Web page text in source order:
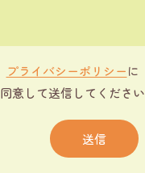
プライバシーポリシーに
同意して送信してください